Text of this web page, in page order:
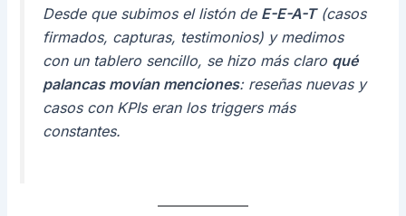
Desde que subimos el listón de E-E-A-T(casos
firmados, capturas, testimonios) y medimos
con un tablero sencillo, se hizo más claro qué
palancas movían menciones: reseñas nuevas y
casos con KPIs eran los triggers más
constantes.